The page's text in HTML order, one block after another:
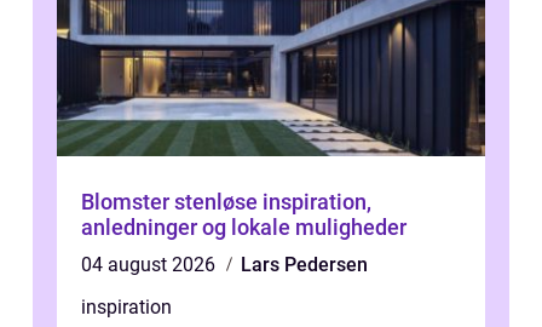
Blomster stenløse inspiration,
anledninger og lokale muligheder
04 august 2026
Lars Pedersen
inspiration